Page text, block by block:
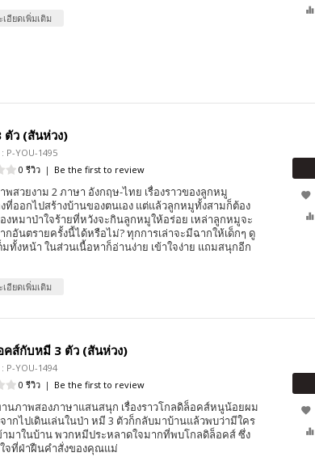
อียดเพิ่มเติม
ตัว (สันห่วง)
P-YOU-1495
0 รีวิว | Be the first to review
พสวยงาม 2 ภาษา อังกฤษ-ไทย เรื่องราวของลูกหมู
ที่ออกไปสร้างบ้านของตนเอง แต่แล้วลูกหมูทั้งสามก็ต้อง
องหมาป่าใจร้ายที่หวังจะกินลูกหมูให้อร่อย เหล่าลูกหมูจะ
กอันตรายครั้งนี้ได้หรือไม่? ทุกการเล่าจะมีฉากให้เด็กๆ ดู
มทั้งหน้า ในส่วนเนื้อหาก็อ่านง่าย เข้าใจง่าย แถมสนุกอีก
อียดเพิ่มเติม
คส์กับหมี 3 ตัว (สันห่วง)
P-YOU-1494
0 รีวิว | Be the first to review
นภาพสองภาษาแสนสนุก เรื่องราวโกลดิล็อคส์หนูน้อยผม
ากไปเดินเล่นในป่า หมี 3 ตัวก็กลับมาบ้านแล้วพบว่ามีใคร
ามาในบ้าน พวกหมีประหลาดใจมากที่พบโกลดิล็อคส์ ซึ่ง
ใจที่ฝ่าฝืนคำสั่งของคุณแม่